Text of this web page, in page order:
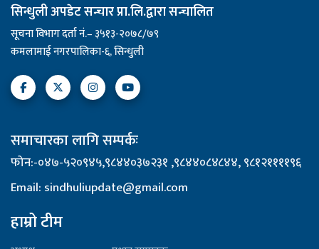
सिन्धुली अपडेट सन्चार प्रा.लि.द्वारा सन्चालित
सूचना विभाग दर्ता नं.– ३५१३-२०७८/७९
कमलामाई नगरपालिका-६, सिन्धुली
समाचारका लागि सम्पर्कः
फोन:-०४७-५२०९४५,९८४४०३७२३१ ,९८४४०८४८४४, ९८१२११११९६
Email: sindhuliupdate@gmail.com
हाम्रो टीम